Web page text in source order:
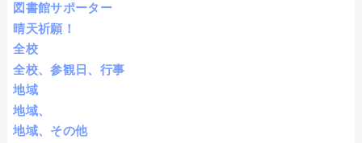
図書館サポーター
晴天祈願！
全校
全校、参観日、行事
地域
地域、
地域、その他